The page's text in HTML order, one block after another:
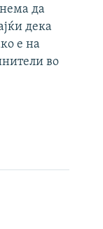
да
дека
е на
во